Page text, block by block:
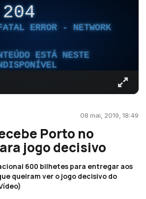
204
ERROR - NETWORK
ESTÁ NESTE
08 mai, 2019, 18:49
Porto no
jogo decisivo
600 bilhetes para entregar aos
queiram ver o jogo decisivo do